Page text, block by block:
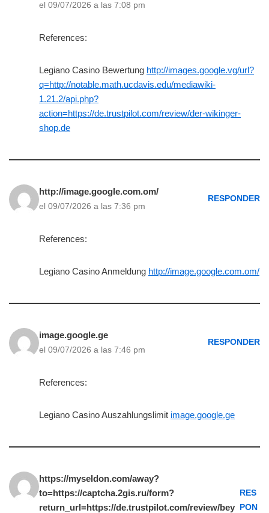
el 09/07/2026 a las 7:08 pm
References:
Legiano Casino Bewertung http://images.google.vg/url?
q=http://notable.math.ucdavis.edu/mediawiki-
1.21.2/api.php?
action=https://de.trustpilot.com/review/der-wikinger-
shop.de
http://image.google.com.om/
el 09/07/2026 a las 7:36 pm
RESPONDER
References:
Legiano Casino Anmeldung http://image.google.com.om/
image.google.ge
el 09/07/2026 a las 7:46 pm
RESPONDER
References:
Legiano Casino Auszahlungslimit image.google.ge
https://myseldon.com/away?
to=https://captcha.2gis.ru/form?
return_url=https://de.trustpilot.com/review/bey
RES
PON